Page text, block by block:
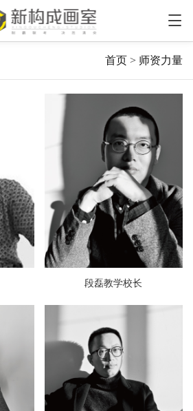
首页 > 师资力量
段磊教学校长